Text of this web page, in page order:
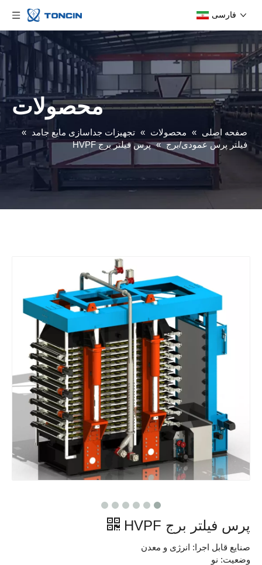
فارسی
محصولات
صفحه اصلی » محصولات » تجهیزات جداسازی مایع جامد »
فیلتر پرس عمودی/برج » پرس فیلتر برج HVPF
پرس فیلتر برج HVPF
صنایع قابل اجرا: انرژی و معدن
وضعیت: نو